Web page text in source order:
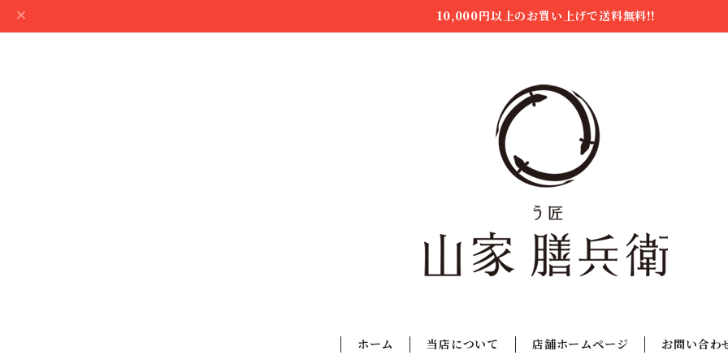
10,000円以上のお買い上げで送料無料!!
ホーム 当店について 店舗ホームページ お問い合わ